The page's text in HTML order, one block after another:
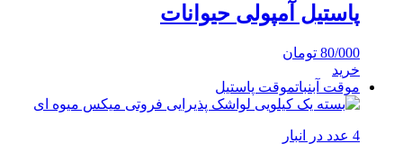
پاستیل آمپولی حیوانات
80/000 تومان
خرید
موقت آبنباتموقت پاستیل
4 عدد در انبار